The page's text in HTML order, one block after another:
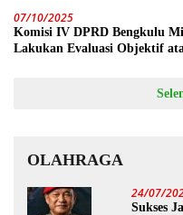
07/10/2025
Komisi IV DPRD Bengkulu
Lakukan Evaluasi Objektif
OLAHRAGA
24/07/
Sukses